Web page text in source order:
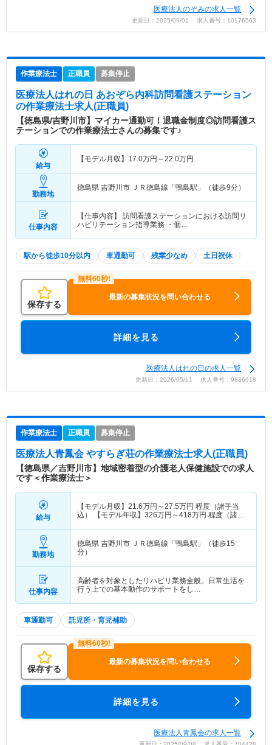
医療法人のぞみの求人一覧
更新日：2025/09/01 求人番号：10176563
作業療法士 正職員 募集停止
医療法人はれの日 あおぞら内科訪問看護ステーション
の作業療法士求人(正職員)
【徳島県/吉野川市】マイカー通勤可！退職金制度◎訪問看護ス
テーションでの作業療法士さんの募集です♪
給与
【モデル月収】 17.0万円～22.0万円
勤務地
徳島県 吉野川市 ＪＲ徳島線「鴨島駅」（徒歩9分）
仕事内容
【仕事内容】 訪問看護ステーションにおける訪問リ
ハビリテーション指導業務 ・個…
駅から徒歩10分以内 車通勤可 残業少なめ 土日祝休
保存する
最新の募集状況を問い合わせる
詳細を見る
医療法人はれの日の求人一覧
更新日：2026/05/11 求人番号：9836618
作業療法士 正職員 募集停止
医療法人青鳳会 やすらぎ荘の作業療法士求人(正職員)
【徳島県／吉野川市】地域密着型の介護老人保健施設での求人
です＜作業療法士＞
給与
【モデル月収】 21.6万円～27.5万円 程度（諸手当
込） 【モデル年収】 326万円～418万円 程度（諸手
勤務地
徳島県 吉野川市 ＪＲ徳島線「鴨島駅」（徒歩15
分）
仕事内容
高齢者を対象としたリハビリ業務全般。日常生活を
行う上での基本動作のサポートをし…
車通勤可 託児所・育児補助
保存する
最新の募集状況を問い合わせる
詳細を見る
医療法人青鳳会の求人一覧